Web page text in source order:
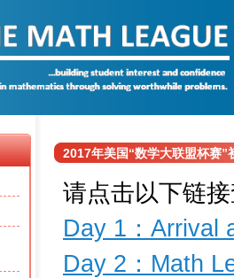
2017年美国“数学大联盟杯赛
请点击以下链
Day 1：Arrival
Day 2：Math